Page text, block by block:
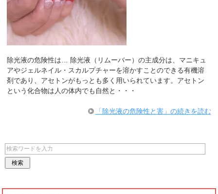
除光液の危険性は… 除光液（リムーバー）の主成分は、マニキュ
アやジェルネイル・スカルプチャーを溶かすことのできる有機溶
剤であり、アセトンがもっとも多く用いられています。アセトン
という化合物は人の体内でも自然と・・・
「除光液の危険性と害」の続きを読む